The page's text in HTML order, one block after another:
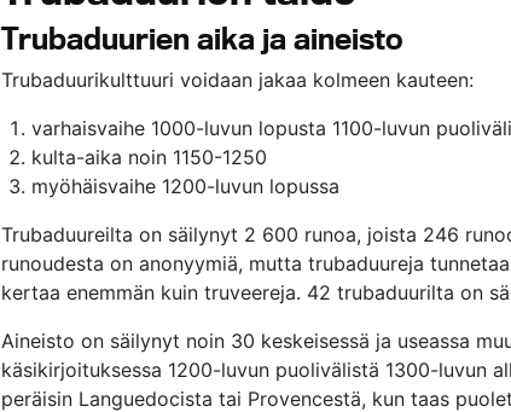
Trubaduurien aika ja aineisto
Trubaduurikulttuuri voidaan jakaa kolmeen kauteen:
varhaisvaihe 1000-luvun lopusta 1100-luvun
kulta-aika noin 1150-1250
myöhäisvaihe 1200-luvun lopussa
Trubaduureilta on säilynyt 2 600 runoa, joista 246
runoudesta on anonyymiä, mutta trubaduureja
kertaa enemmän kuin truveereja. 42 trubaduurilta on
Aineisto on säilynyt noin 30 keskeisessä ja useassa
käsikirjoituksessa 1200-luvun puolivälistä 1300-luvun
peräisin Languedocista tai Provencestä, kun taas